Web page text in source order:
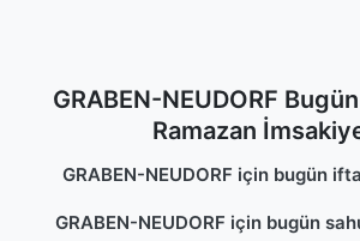
GRABEN-NEUDORF
Ramazan
GRABEN-NEUDORF için bugün
GRABEN-NEUDORF için bugün